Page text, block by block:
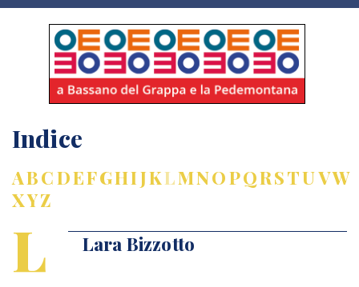
Indice
ABCDEFGHIJKLMNOPQRSTUVW
XYZ
L Lara Bizzotto